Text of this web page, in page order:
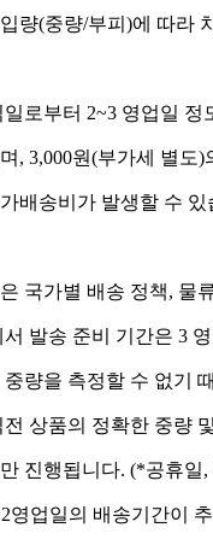
량(중량/부피)에 따라
로부터 2~3 영업일 정
, 3,000원(부가세 별도)
배송비가 발생할 수 있
국가별 배송 정책, 물
발송 준비 기간은 3
량을 측정할 수 없기
상품의 정확한 중량
진행됩니다. (*공휴일,
영업일의 배송기간이